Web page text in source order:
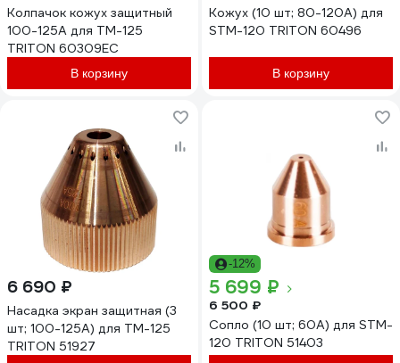
Колпачок кожух защитный
100-125А для TM-125
TRITON 60309EC
В корзину
Кожух (10 шт; 80-120А) для
STM-120 TRITON 60496
В корзину
6 690 ₽
Насадка экран защитная (3
шт; 100-125А) для TM-125
TRITON 51927
-12%
5 699 ₽
6 500 ₽
Сопло (10 шт; 60А) для STM-
120 TRITON 51403